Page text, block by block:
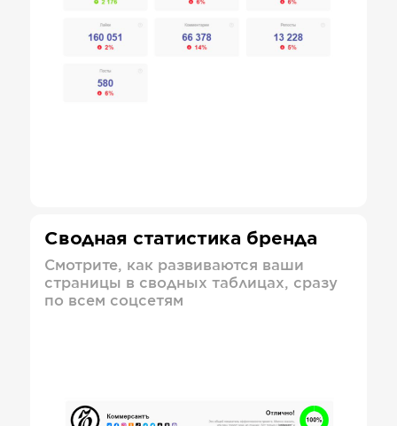
Сводная статистика бренда
Смотрите, как развиваются ваши
страницы в сводных таблицах, сразу
по всем соцсетям